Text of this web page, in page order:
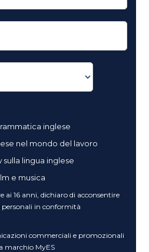
inglese
nel mondo del lavoro
lingua inglese
e musica
ai 16 anni, dichiaro di acconsentire
in conformità
commerciali e promozionali
marchio MyES